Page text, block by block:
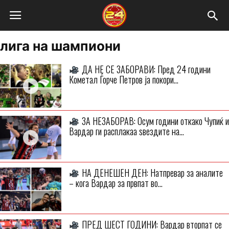
лига на шампиони
ДА НЕ СЕ ЗАБОРАВИ: Пред 24 години
Кометал Ѓорче Петров ја покори...
ЗА НЕЗАБОРАВ: Осум години откако Чупиќ и
Вардар ги расплакаа ѕвездите на...
НА ДЕНЕШЕН ДЕН: Натпревар за аналите
– кога Вардар за првпат во...
ПРЕД ШЕСТ ГОДИНИ: Вардар вторпат се